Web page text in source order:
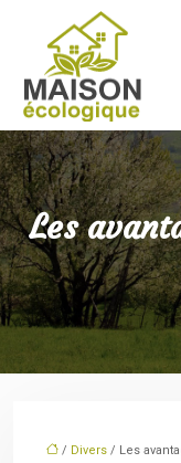
Les
/ Divers / Les